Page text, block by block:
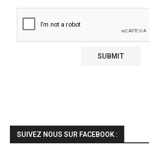
SUIVEZ NOUS SUR FACEBOOK :